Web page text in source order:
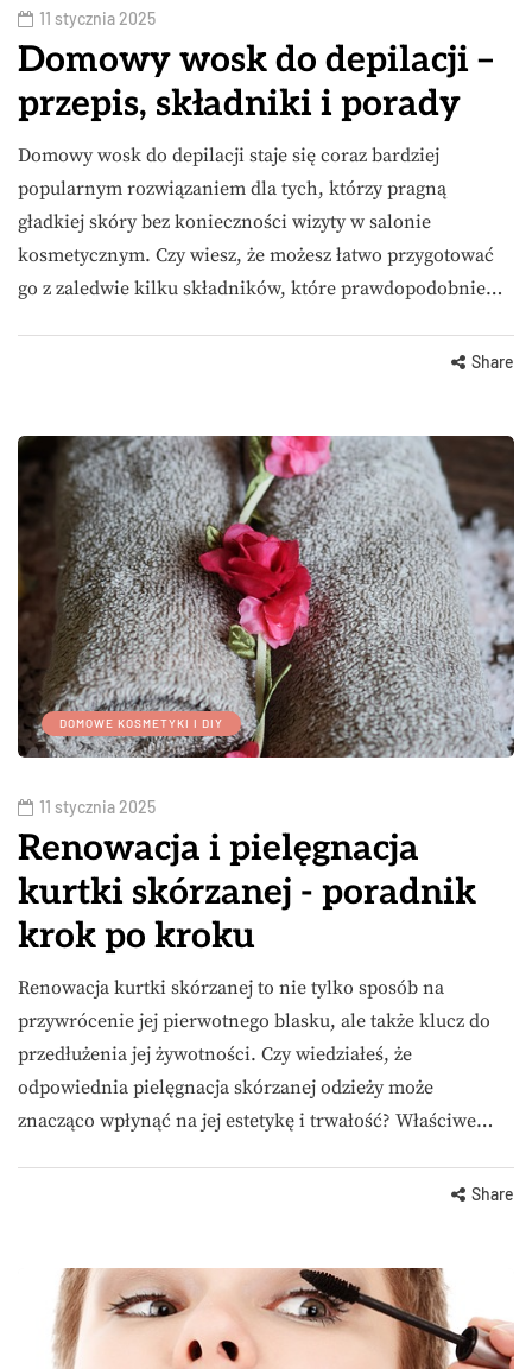
11 stycznia 2025
Domowy wosk do depilacji –
przepis, składniki i porady
Domowy wosk do depilacji staje się coraz bardziej
popularnym rozwiązaniem dla tych, którzy pragną
gładkiej skóry bez konieczności wizyty w salonie
kosmetycznym. Czy wiesz, że możesz łatwo przygotować
go z zaledwie kilku składników, które prawdopodobnie…
Share
DOMOWE KOSMETYKI I DIY
11 stycznia 2025
Renowacja i pielęgnacja
kurtki skórzanej - poradnik
krok po kroku
Renowacja kurtki skórzanej to nie tylko sposób na
przywrócenie jej pierwotnego blasku, ale także klucz do
przedłużenia jej żywotności. Czy wiedziałeś, że
odpowiednia pielęgnacja skórzanej odzieży może
znacząco wpłynąć na jej estetykę i trwałość? Właściwe…
Share